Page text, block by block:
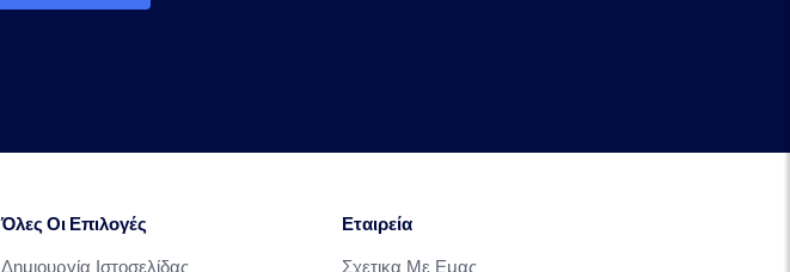
Όλες Οι Επιλογές
Δημιουργία Ιστοσελίδας
Εταιρεία
Σχετικα Με Εμας